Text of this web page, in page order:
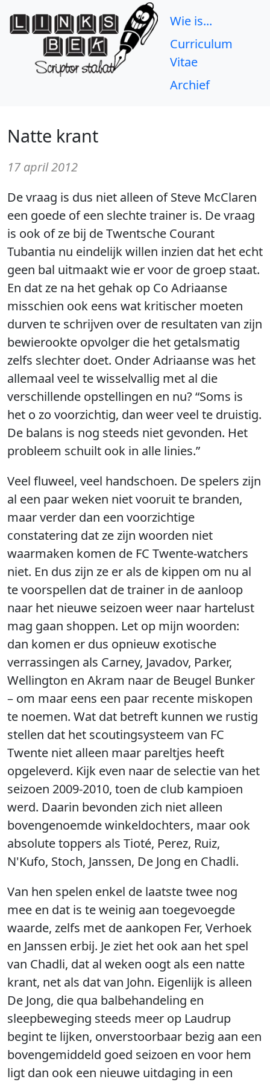
Wie is...
Curriculum
Vitae
Archief
Natte krant
17 april 2012
De vraag is dus niet alleen of Steve McClaren
een goede of een slechte trainer is. De vraag
is ook of ze bij de Twentsche Courant
Tubantia nu eindelijk willen inzien dat het echt
geen bal uitmaakt wie er voor de groep staat.
En dat ze na het gehak op Co Adriaanse
misschien ook eens wat kritischer moeten
durven te schrijven over de resultaten van zijn
bewierookte opvolger die het getalsmatig
zelfs slechter doet. Onder Adriaanse was het
allemaal veel te wisselvallig met al die
verschillende opstellingen en nu? “Soms is
het o zo voorzichtig, dan weer veel te druistig.
De balans is nog steeds niet gevonden. Het
probleem schuilt ook in alle linies.”
Veel fluweel, veel handschoen. De spelers zijn
al een paar weken niet vooruit te branden,
maar verder dan een voorzichtige
constatering dat ze zijn woorden niet
waarmaken komen de FC Twente-watchers
niet. En dus zijn ze er als de kippen om nu al
te voorspellen dat de trainer in de aanloop
naar het nieuwe seizoen weer naar hartelust
mag gaan shoppen. Let op mijn woorden:
dan komen er dus opnieuw exotische
verrassingen als Carney, Javadov, Parker,
Wellington en Akram naar de Beugel Bunker
– om maar eens een paar recente miskopen
te noemen. Wat dat betreft kunnen we rustig
stellen dat het scoutingsysteem van FC
Twente niet alleen maar pareltjes heeft
opgeleverd. Kijk even naar de selectie van het
seizoen 2009-2010, toen de club kampioen
werd. Daarin bevonden zich niet alleen
bovengenoemde winkeldochters, maar ook
absolute toppers als Tioté, Perez, Ruiz,
N'Kufo, Stoch, Janssen, De Jong en Chadli.
Van hen spelen enkel de laatste twee nog
mee en dat is te weinig aan toegevoegde
waarde, zelfs met de aankopen Fer, Verhoek
en Janssen erbij. Je ziet het ook aan het spel
van Chadli, dat al weken oogt als een natte
krant, net als dat van John. Eigenlijk is alleen
De Jong, die qua balbehandeling en
sleepbeweging steeds meer op Laudrup
begint te lijken, onverstoorbaar bezig aan een
bovengemiddeld goed seizoen en voor hem
ligt dan ook een nieuwe uitdaging in een